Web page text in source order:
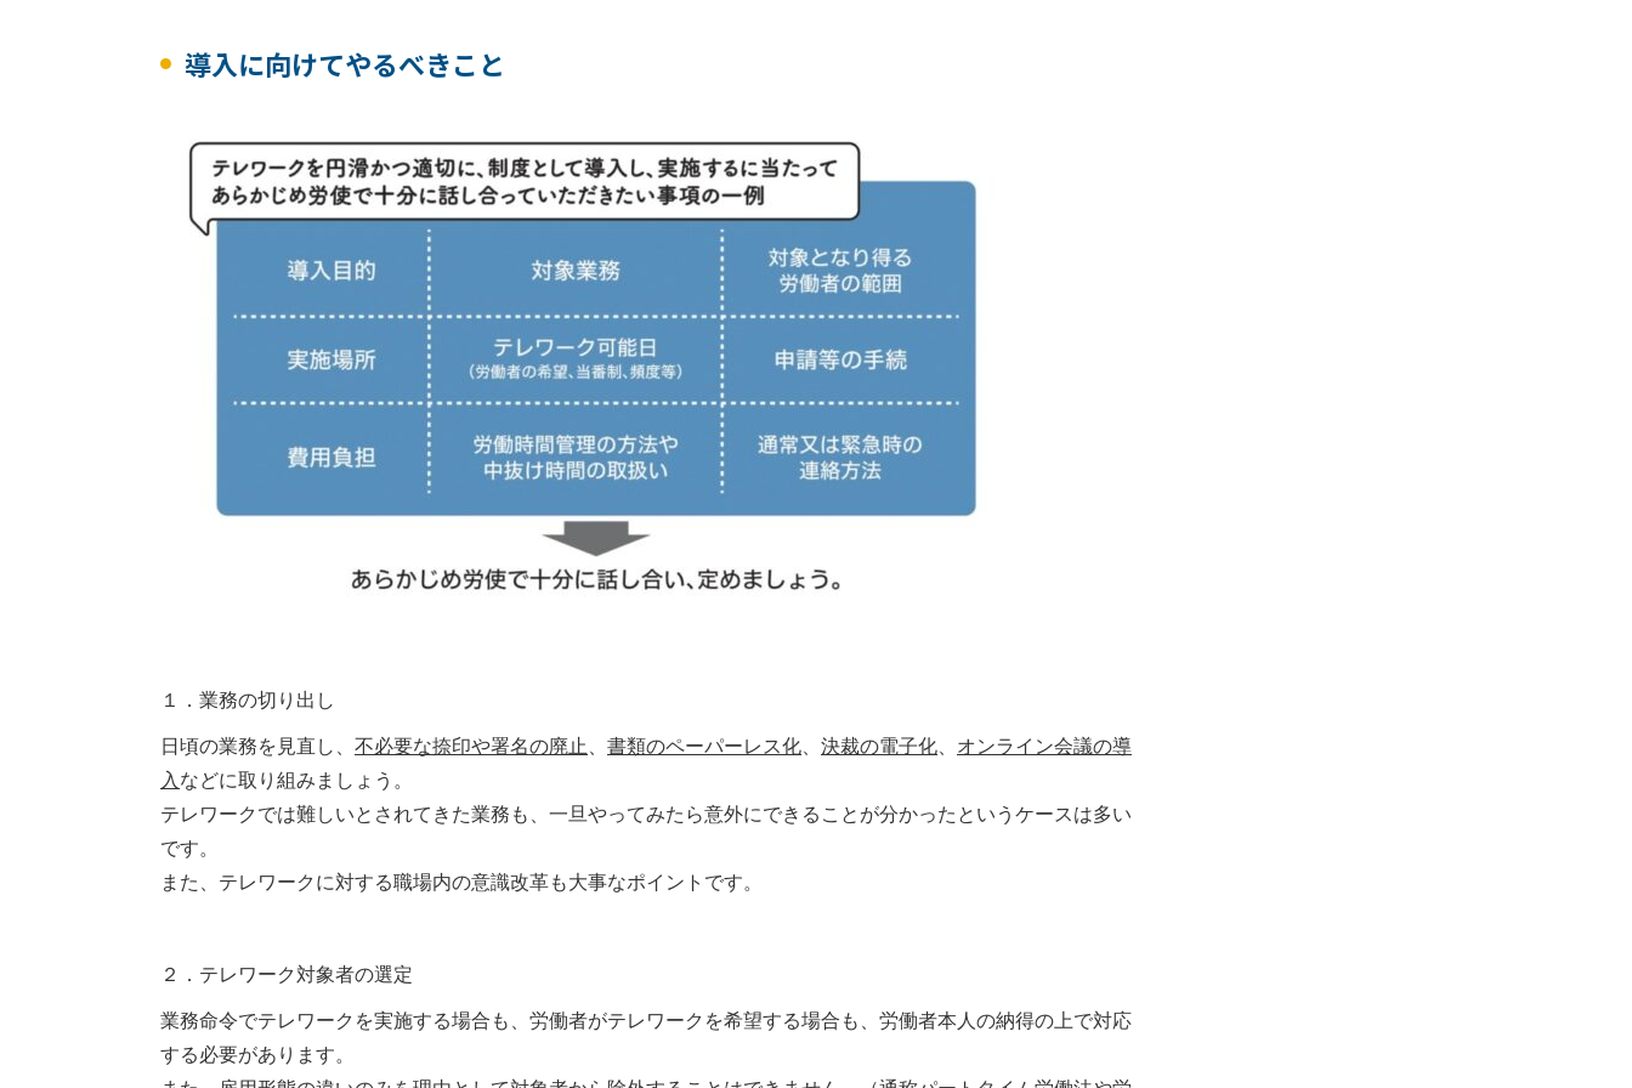
導入に向けてやるべきこと
１．業務の切り出し
日頃の業務を見直し、 不必要な捺印や署名の廃止 書類のペーパーレス化 決裁の電子化
オンライン会議の導
入 などに取り組みましょう。
テレワークでは難しいとされてきた業務も、一旦やってみたら意外にできることが分かったというケースは多い
です。
また、テレワークに対する職場内の意識改革も大事なポイントです。
２．テレワーク対象者の選定
業務命令でテレワークを実施する場合も、労働者がテレワークを希望する場合も、労働者本人の納得の上で対応
する必要があります。